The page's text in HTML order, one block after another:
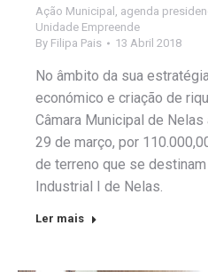
Ação Municipal , agenda
Unidade Empreende
By Filipa Pais 13 Abril 2018
No âmbito da sua
económico e criação de
Câmara Municipal de
29 de março, por
de terreno que se
Industrial I de Nelas.
Ler mais